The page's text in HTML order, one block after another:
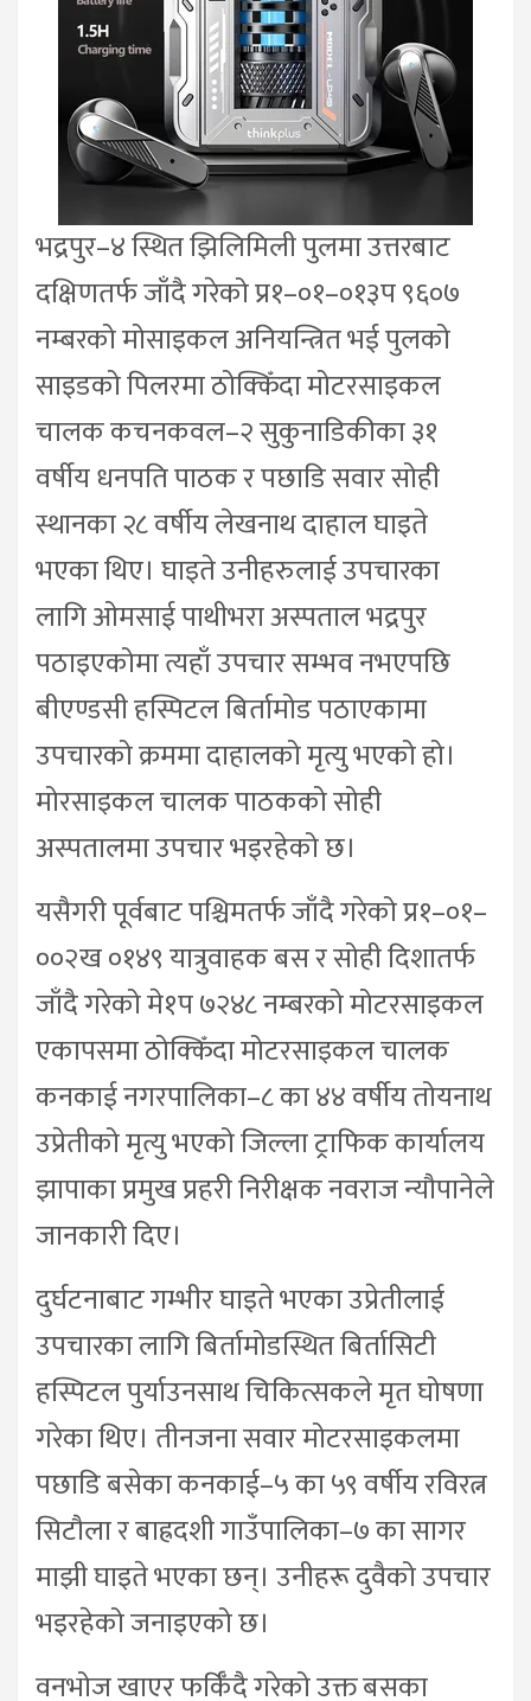
भद्रपुर–४ स्थित झिलिमिली पुलमा उत्तरबाट
दक्षिणतर्फ जाँदै गरेको प्र१–०१–०१३प ९६०७
नम्बरको मोसाइकल अनियन्त्रित भई पुलको
साइडको पिलरमा ठोक्किँदा मोटरसाइकल
चालक कचनकवल–२ सुकुनाडिकीका ३१
वर्षीय धनपति पाठक र पछाडि सवार सोही
स्थानका २८ वर्षीय लेखनाथ दाहाल घाइते
भएका थिए। घाइते उनीहरुलाई उपचारका
लागि ओमसाई पाथीभरा अस्पताल भद्रपुर
पठाइएकोमा त्यहाँ उपचार सम्भव नभएपछि
बीएण्डसी हस्पिटल बिर्तामोड पठाएकामा
उपचारको क्रममा दाहालको मृत्यु भएको हो।
मोरसाइकल चालक पाठकको सोही
अस्पतालमा उपचार भइरहेको छ।
यसैगरी पूर्वबाट पश्चिमतर्फ जाँदै गरेको प्र१–०१–
००२ख ०१४९ यात्रुवाहक बस र सोही दिशातर्फ
जाँदै गरेको मे१प ७२४८ नम्बरको मोटरसाइकल
एकापसमा ठोक्किँदा मोटरसाइकल चालक
कनकाई नगरपालिका–८ का ४४ वर्षीय तोयनाथ
उप्रेतीको मृत्यु भएको जिल्ला ट्राफिक कार्यालय
झापाका प्रमुख प्रहरी निरीक्षक नवराज न्यौपानेले
जानकारी दिए।
दुर्घटनाबाट गम्भीर घाइते भएका उप्रेतीलाई
उपचारका लागि बिर्तामोडस्थित बिर्तासिटी
हस्पिटल पुर्याउनसाथ चिकित्सकले मृत घोषणा
गरेका थिए। तीनजना सवार मोटरसाइकलमा
पछाडि बसेका कनकाई–५ का ५९ वर्षीय रविरत्न
सिटौला र बाह्रदशी गाउँपालिका–७ का सागर
माझी घाइते भएका छन्। उनीहरू दुवैको उपचार
भइरहेको जनाइएको छ।
वनभोज खाएर फर्किँदै गरेको उक्त बसका